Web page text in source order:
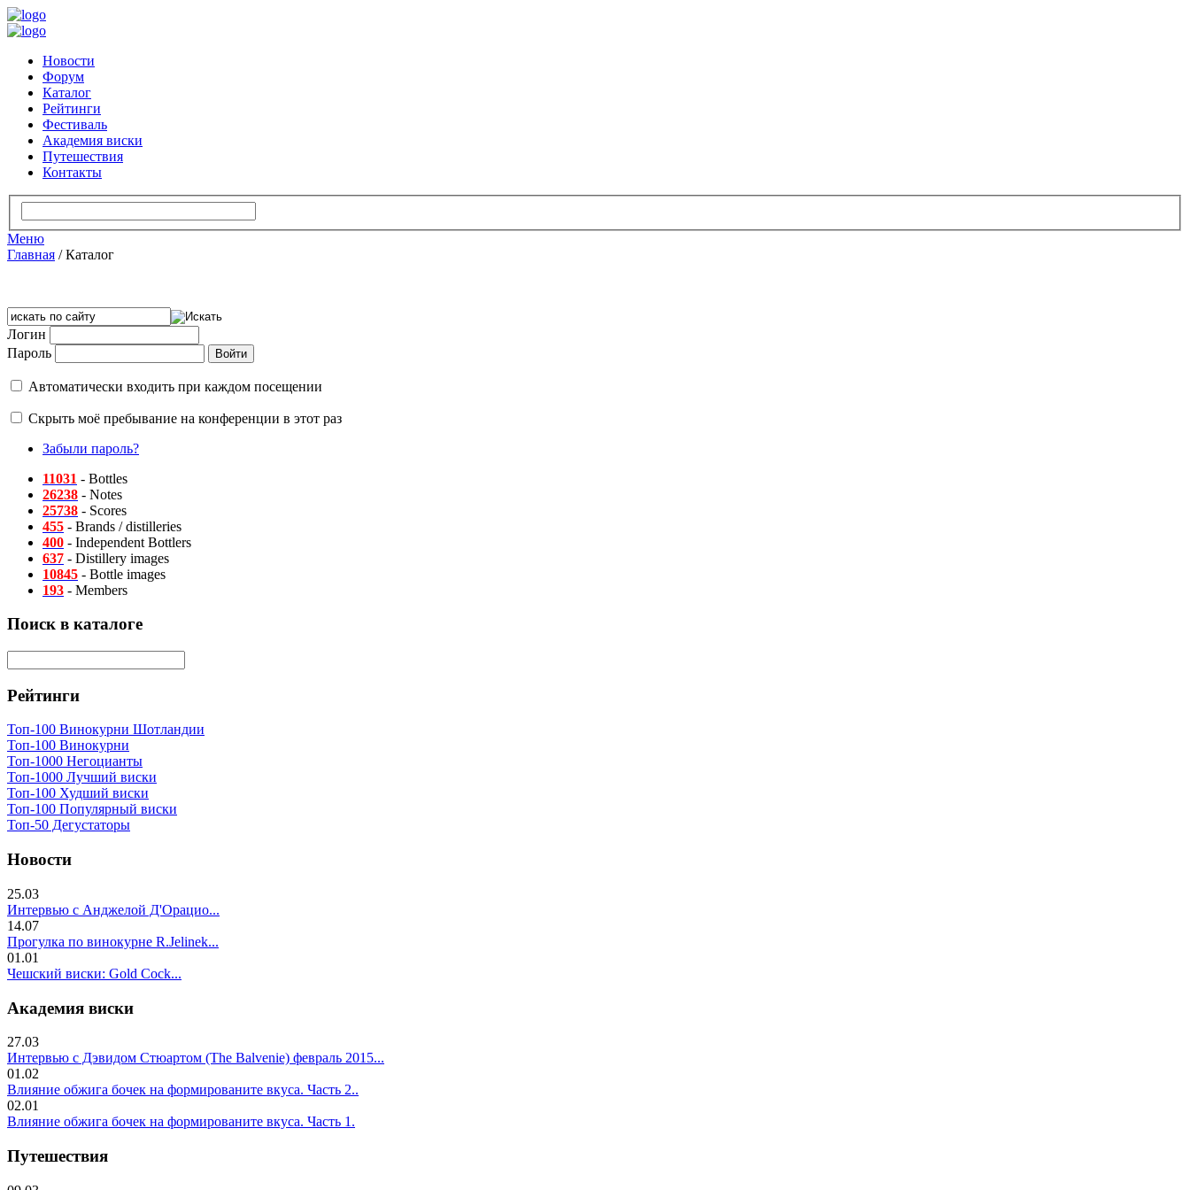
Новости
Форум
Каталог
Рейтинги
Фестиваль
Академия виски
Путешествия
Контакты
Меню
Главная /Каталог
Логин
Пароль
Автоматически входить при каждом посещении
Скрыть моё пребывание на конференции в этот раз
Забыли пароль?
11031 - Bottles
26238 - Notes
25738 - Scores
455 - Brands / distilleries
400 - Independent Bottlers
637 - Distillery images
10845 - Bottle images
193 - Members
Поиск в каталоге
Рейтинги
Топ-100 Винокурни Шотландии
Топ-100 Винокурни
Топ-1000 Негоцианты
Топ-1000 Лучший виски
Топ-100 Худший виски
Топ-100 Популярный виски
Топ-50 Дегустаторы
Новости
25.03
Интервью с Анджелой Д'Орацио...
14.07
Прогулка по винокурне R.Jelinek...
01.01
Чешский виски: Gold Cock...
Академия виски
27.03
Интервью с Дэвидом Стюартом (The Balvenie) февраль 2015...
01.02
Влияние обжига бочек на формированите вкуса. Часть 2..
02.01
Влияние обжига бочек на формированите вкуса. Часть 1.
Путешествия